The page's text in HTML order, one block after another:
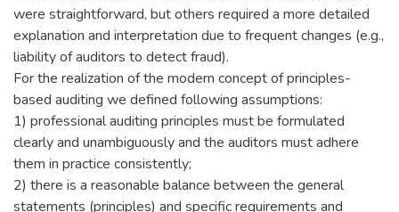
were straightforward, but others required a more detailed
explanation and interpretation due to frequent changes (e.g.,
liability of auditors to detect fraud).
For the realization of the modern concept of principles-
based auditing we defined following assumptions:
1) professional auditing principles must be formulated
clearly and unambiguously and the auditors must adhere
them in practice consistently;
2) there is a reasonable balance between the general
statements (principles) and specific requirements and